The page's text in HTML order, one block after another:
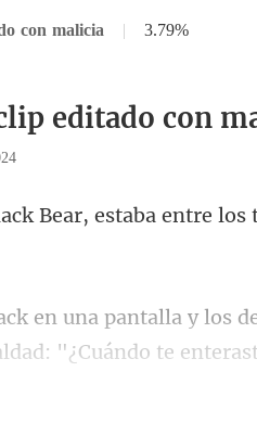
con malicia | 3.79%
editado con
Bear, estaba entre los
a y los